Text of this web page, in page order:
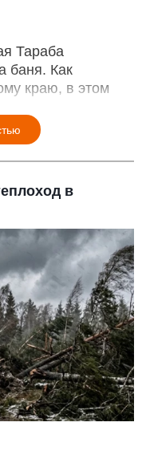
Тараба
баня. Как
краю, в этом
в